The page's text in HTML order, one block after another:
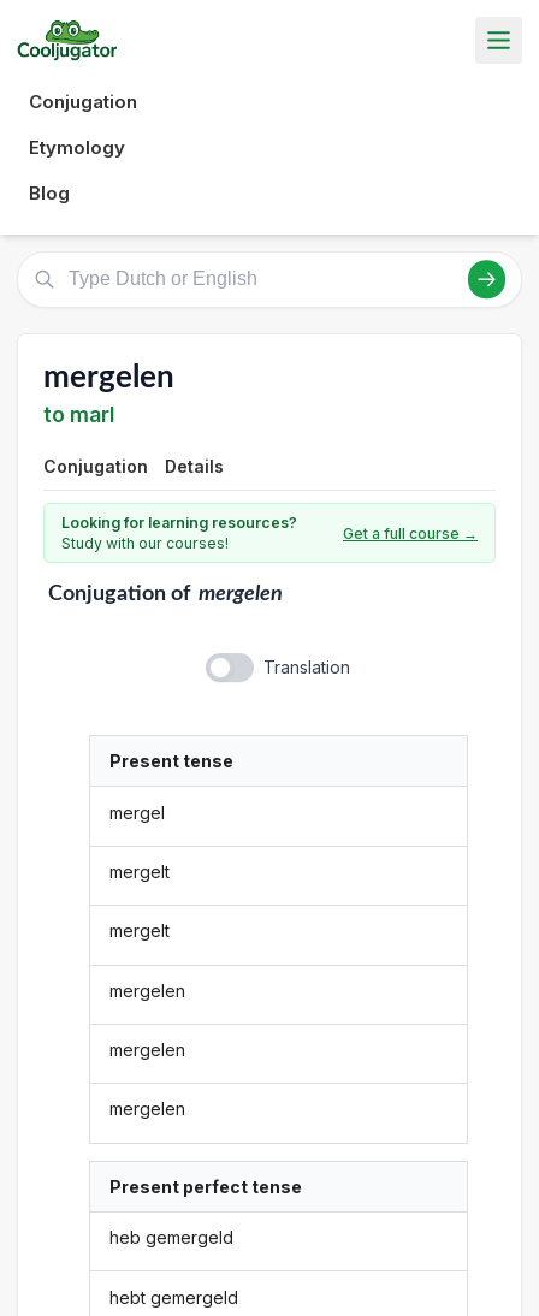
Conjugation
Etymology
Blog
mergelen
to marl
Conjugation Details
Looking for learning resources?
Study with our courses!
Get a full course →
Conjugationof mergelen
Translation
Present tense
mergel
mergelt
mergelt
mergelen
mergelen
mergelen
Present perfect tense
heb gemergeld
hebt gemergeld